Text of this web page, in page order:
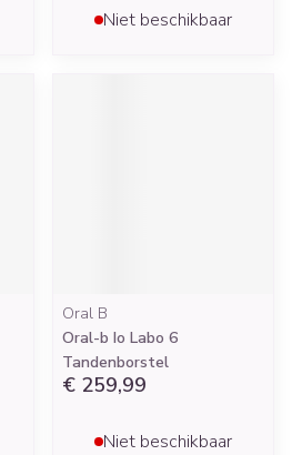
Niet beschikbaar
Oral B
Oral-b Io Labo 6
Tandenborstel
€ 259,99
Niet beschikbaar